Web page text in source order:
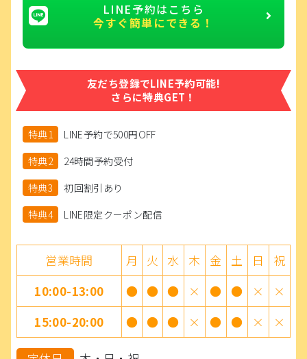
LINE予約はこちら
今すぐ簡単にできる！
友だち登録でLINE予約可能!
さらに特典GET！
特典1
LINE予約で500円OFF
特典2
24時間予約受付
特典3
初回割引あり
特典4
LINE限定クーポン配信
営業時間 月 火 水 木 金 土 日
祝
10:00-13:00
● ● ● × ● ● ×
×
15:00-20:00
● ● ● × ● ● × ×